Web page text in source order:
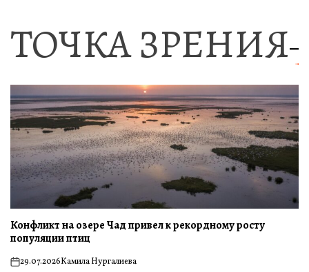
ТОЧКА ЗРЕНИЯ
Конфликт на озере Чад привел к рекордному росту
популяции птиц
on29.07.2026Камила Нургалиева